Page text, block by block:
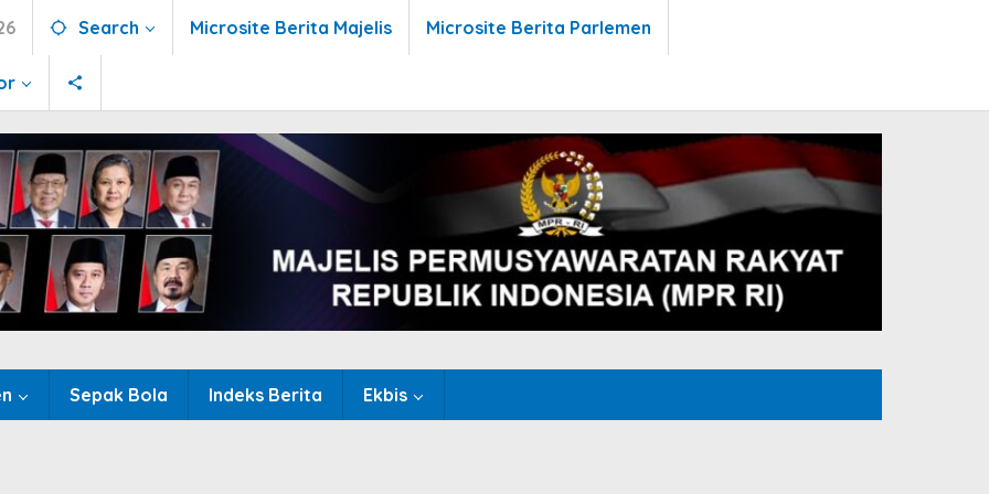
Search Microsite Berita Majelis Microsite Berita Parlemen
Sepak Bola Indeks Berita Ekbis